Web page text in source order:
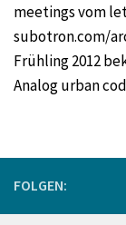
meetings vom
subotron.com/
Frühling 2012
Analog urban
FOLGEN: